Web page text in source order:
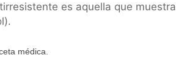
es aquella que muestra
médica.